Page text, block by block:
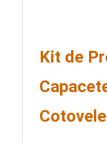
Kit de